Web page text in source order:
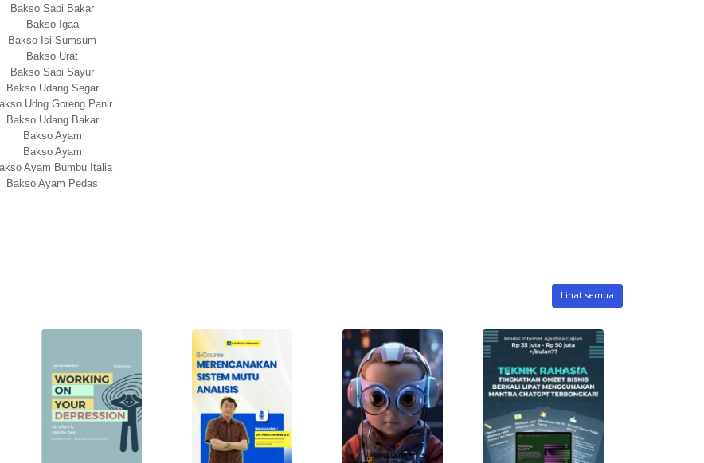
Bakso Sapi Bakar
Bakso Igaa
Bakso Isi Sumsum
Bakso Urat
Bakso Sapi Sayur
Bakso Udang Segar
Udng Goreng Panir
Bakso Udang Bakar
Bakso Ayam
Bakso Ayam
Ayam Bumbu Italia
Bakso Ayam Pedas
Lihat semua